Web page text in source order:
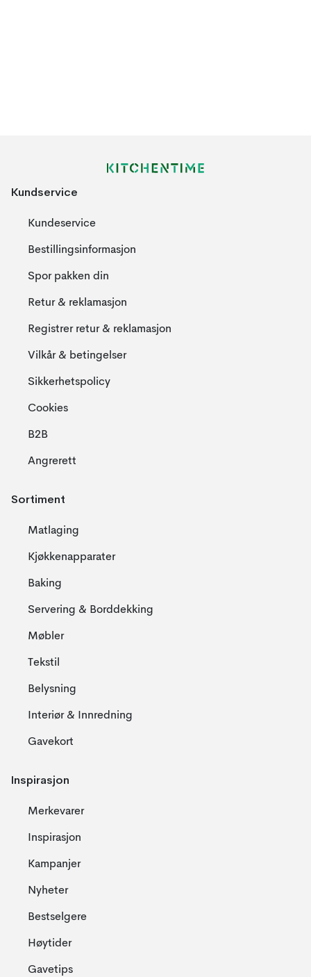
Kundservice
Kundeservice
Bestillingsinformasjon
Spor pakken din
Retur & reklamasjon
Registrer retur & reklamasjon
Vilkår & betingelser
Sikkerhetspolicy
Cookies
B2B
Angrerett
Sortiment
Matlaging
Kjøkkenapparater
Baking
Servering & Borddekking
Møbler
Tekstil
Belysning
Interiør & Innredning
Gavekort
Inspirasjon
Merkevarer
Inspirasjon
Kampanjer
Nyheter
Bestselgere
Høytider
Gavetips